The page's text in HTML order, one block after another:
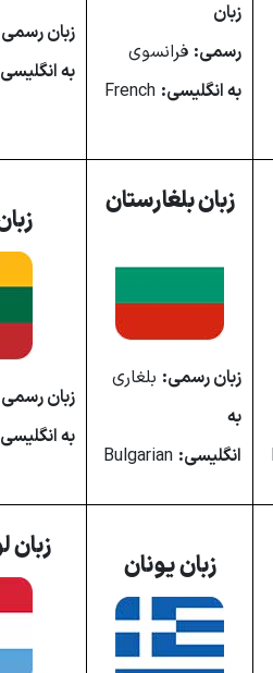
زبان
رسمی: فرانسوی
به انگلیسی:
زبان
به
زبان بلغارستان
زبان رسمی: بلغاری
به
انگلیسی:
زبان
به
زبان یونان
زبان